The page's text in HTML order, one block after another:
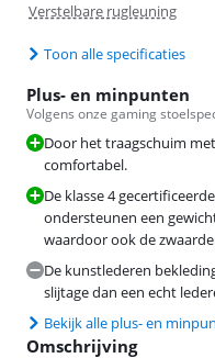
Verstelbare rugleuning
Toon alle specificaties
Plus- en minpunten
Volgens onze gaming
Door het traagschuim
comfortabel.
De klasse 4
ondersteunen een
waardoor ook de
De kunstlederen
slijtage dan een echt
Bekijk alle plus- en
Omschrijving